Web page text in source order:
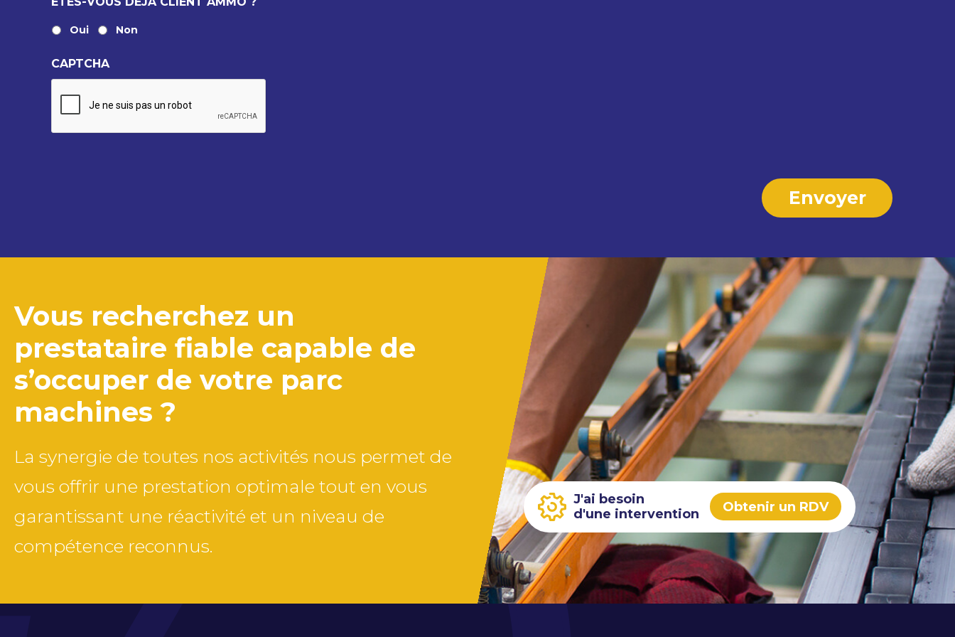
Oui Non
CAPTCHA
Vous recherchez un
prestataire fiable capable de
s’occuper de votre parc
machines ?
La synergie de toutes nos activités nous permet de
vous offrir une prestation optimale tout en vous
garantissant une réactivité et un niveau de
compétence reconnus.
J'ai besoin
d'une intervention
Obtenir un RDV